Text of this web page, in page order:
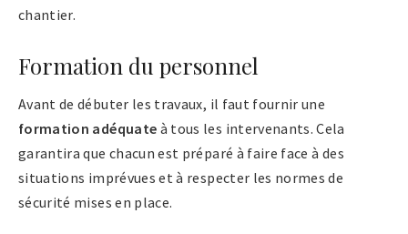
chantier.
Formation du personnel
Avant de débuter les travaux, il faut fournir une
formation adéquate à tous les intervenants. Cela
garantira que chacun est préparé à faire face à des
situations imprévues et à respecter les normes de
sécurité mises en place.